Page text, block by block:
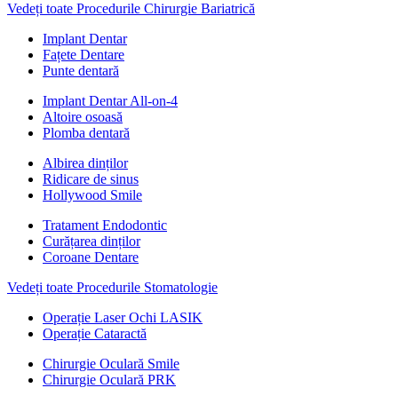
Vedeți toate Procedurile Chirurgie Bariatrică
Implant Dentar
Fațete Dentare
Punte dentară
Implant Dentar All-on-4
Altoire osoasă
Plomba dentară
Albirea dinților
Ridicare de sinus
Hollywood Smile
Tratament Endodontic
Curățarea dinților
Coroane Dentare
Vedeți toate Procedurile Stomatologie
Operație Laser Ochi LASIK
Operație Cataractă
Chirurgie Oculară Smile
Chirurgie Oculară PRK